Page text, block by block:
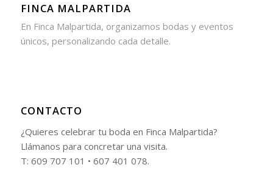
FINCA MALPARTIDA
En Finca Malpartida, organizamos bodas y eventos
únicos, personalizando cada detalle.
CONTACTO
¿Quieres celebrar tu boda en Finca Malpartida?
Llámanos para concretar una visita.
T: 609 707 101 • 607 401 078.